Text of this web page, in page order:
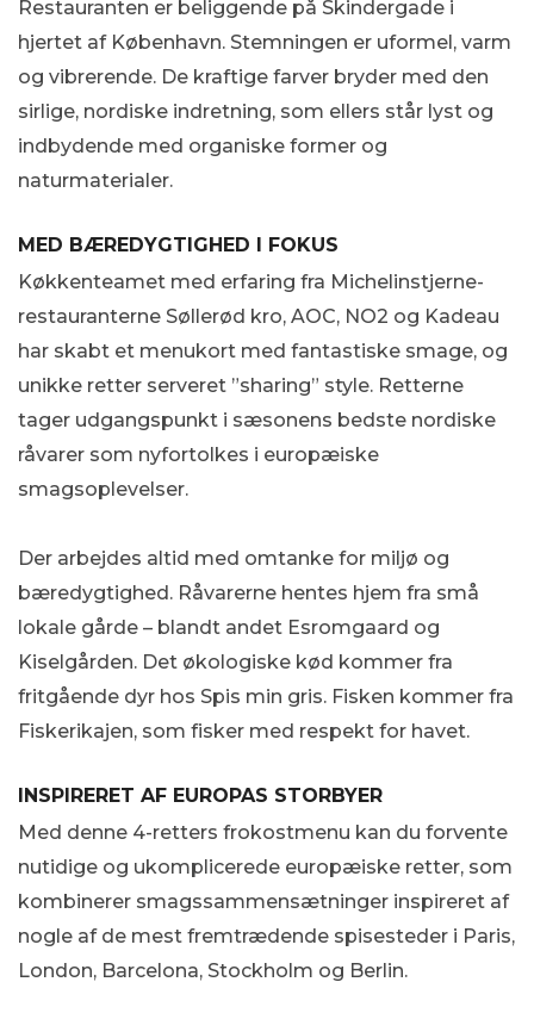
Restauranten er beliggende på Skindergade i
hjertet af København. Stemningen er uformel, varm
og vibrerende. De kraftige farver bryder med den
sirlige, nordiske indretning, som ellers står lyst og
indbydende med organiske former og
naturmaterialer.
MED BÆREDYGTIGHED I FOKUS
Køkkenteamet med erfaring fra Michelinstjerne-
restauranterne Søllerød kro, AOC, NO2 og Kadeau
har skabt et menukort med fantastiske smage, og
unikke retter serveret ”sharing” style. Retterne
tager udgangspunkt i sæsonens bedste nordiske
råvarer som nyfortolkes i europæiske
smagsoplevelser.
Der arbejdes altid med omtanke for miljø og
bæredygtighed. Råvarerne hentes hjem fra små
lokale gårde – blandt andet Esromgaard og
Kiselgården. Det økologiske kød kommer fra
fritgående dyr hos Spis min gris. Fisken kommer fra
Fiskerikajen, som fisker med respekt for havet.
INSPIRERET AF EUROPAS STORBYER
Med denne 4-retters frokostmenu kan du forvente
nutidige og ukomplicerede europæiske retter, som
kombinerer smagssammensætninger inspireret af
nogle af de mest fremtrædende spisesteder i Paris,
London, Barcelona, Stockholm og Berlin.